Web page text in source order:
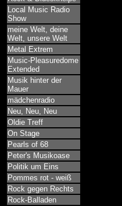
Local Music Radio
Show
meine Welt, deine
Welt, unsere Welt
Metal Extrem
Music-Pleasuredome
Extended
Musik hinter der
Mauer
mädchenradio
Neu, Neu, Neu
Oldie Treff
On Stage
Pearls of 68
Peter's Musikoase
Politik um Eins
Pommes rot - weiß
Rock gegen Rechts
Rock-Balladen